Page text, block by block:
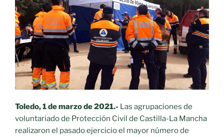
Toledo, 1 de marzo de 2021.- Las agrupaciones de
voluntariado de Protección Civil de Castilla-La Mancha
realizaron el pasado ejercicio el mayor número de